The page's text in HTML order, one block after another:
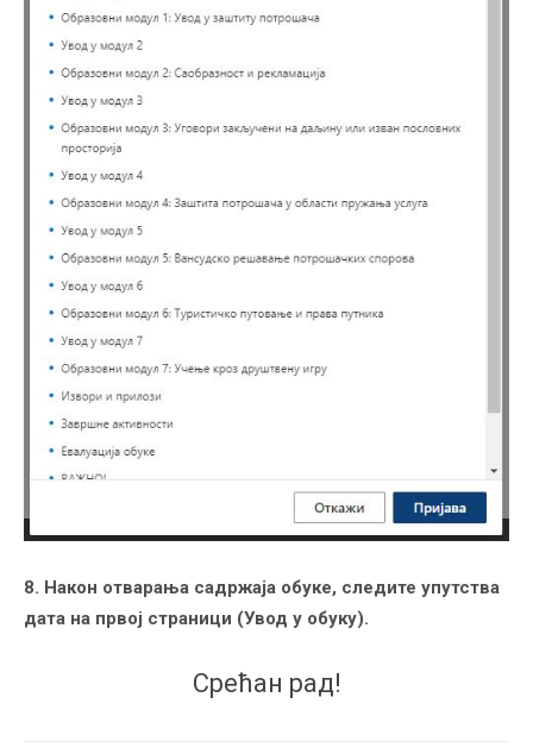
8. Након отварања садржаја обуке, следите упутства
дата на првој страници (Увод у обуку).
Срећан рад!